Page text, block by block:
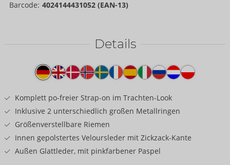
Barcode: 4024144431052 (EAN-13)
Details
Produkttext
Komplett po-freier Strap-on im Trachten-Look
Inklusive 2 unterschiedlich großen Metallringen
Größenverstellbare Riemen
Innen gepolstertes Veloursleder mit Zickzack-Kante
Außen Glattleder, mit pinkfarbener Paspel